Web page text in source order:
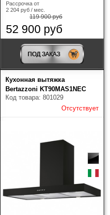
Рассрочка от
2 204 руб / мес.
119 900 руб
52 900 руб
ПОД ЗАКАЗ
Кухонная вытяжка
Bertazzoni KT90MAS1NEC
Код товара: 801029
Отсутствует